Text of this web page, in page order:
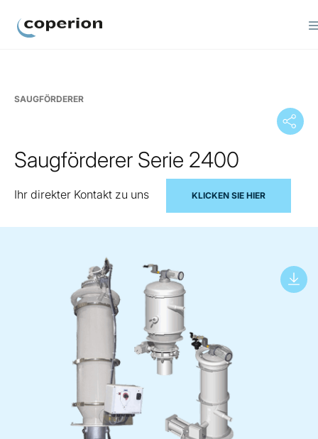
SAUGFÖRDERER
Saugförderer Serie 2400
Ihr direkter Kontakt zu uns KLICKEN SIE HIER